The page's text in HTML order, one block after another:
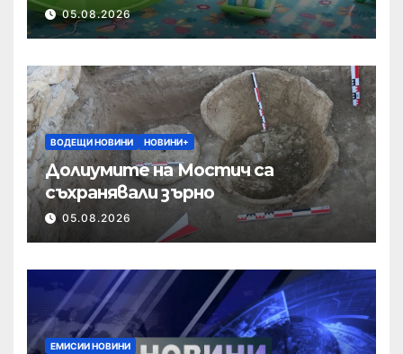
05.08.2026
ВОДЕЩИ НОВИНИ НОВИНИ+
Долиумите на Мостич са
съхранявали зърно
05.08.2026
ЕМИСИИ НОВИНИ